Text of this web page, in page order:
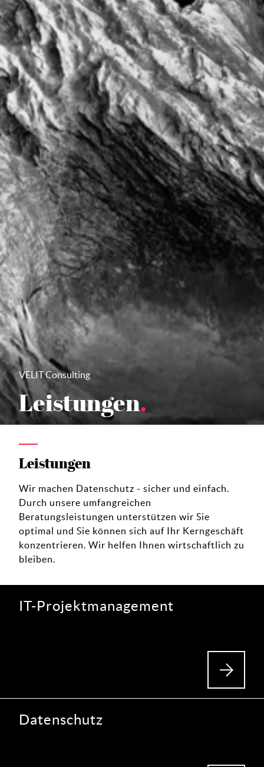
VELIT Consulting
Leistungen
Leistungen
Wir machen Datenschutz - sicher und einfach.
Durch unsere umfangreichen
Beratungsleistungen unterstützen wir Sie
optimal und Sie können sich auf Ihr Kerngeschäft
konzentrieren. Wir helfen Ihnen wirtschaftlich zu
bleiben.
IT-Projekt­management
Datenschutz